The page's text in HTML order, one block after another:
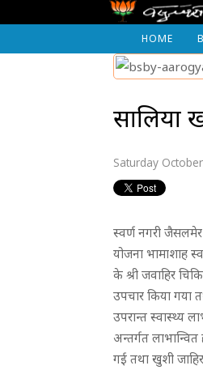
HOME
सालिया
Saturday
स्वर्ण नगरी
योजना भामाशाह
के श्री जवाहिर
उपचार किया गया
उपरान्त स्वास्थ्य
अन्तर्गत
गई तथा खुशी